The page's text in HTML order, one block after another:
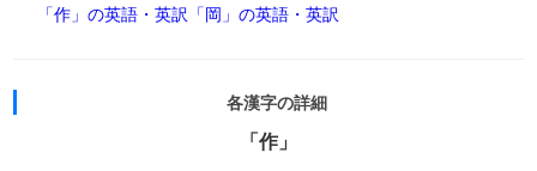
「作」の英語・英訳 「岡」の英語・英訳
各漢字の詳細
「作」